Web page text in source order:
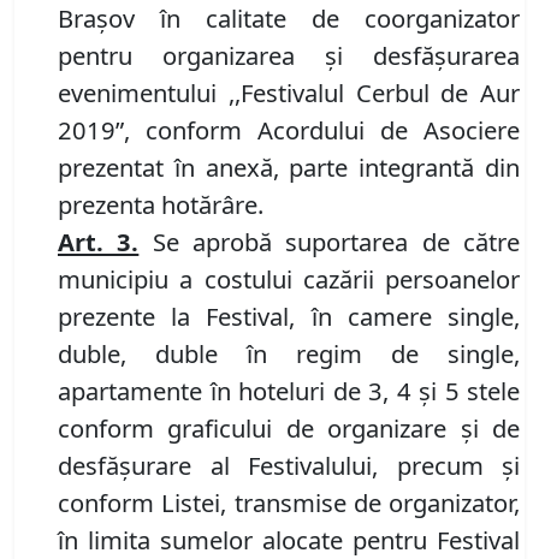
Brașov în calitate de coorganizator
pentru organizarea și desfășurarea
evenimentului ,,Festivalul Cerbul de Aur
2019”, conform Acordului de Asociere
prezentat în anexă, parte integrantă din
prezenta hotărâre.
Art. 3. Se aprobă suportarea de către
municipiu a costului cazării persoanelor
prezente la Festival, în camere single,
duble, duble în regim de single,
apartamente în hoteluri de 3, 4 și 5 stele
conform graficului de organizare și de
desfășurare al Festivalului, precum și
conform Listei, transmise de organizator,
în limita sumelor alocate pentru Festival